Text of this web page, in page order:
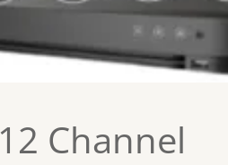
12 Channel